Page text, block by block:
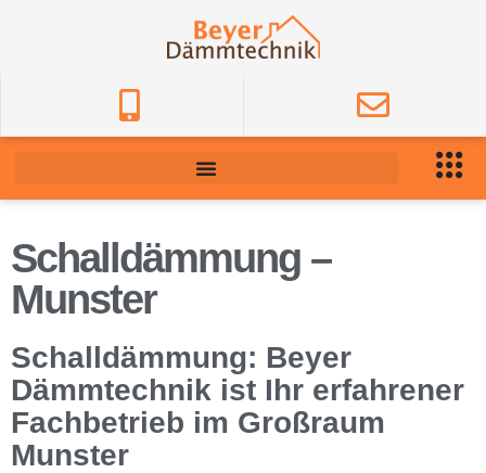
Schalldämmung –
Munster
Schalldämmung: Beyer
Dämmtechnik ist Ihr erfahrener
Fachbetrieb im Großraum
Munster